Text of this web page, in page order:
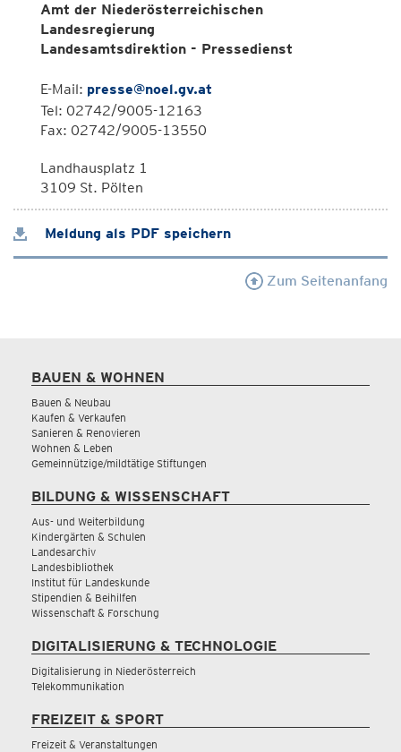
Amt der Niederösterreichischen
Landesregierung
Landesamtsdirektion - Pressedienst
E-Mail: presse@noel.gv.at
Tel: 02742/9005-12163
Fax: 02742/9005-13550
Landhausplatz 1
3109 St. Pölten
Meldung als PDF speichern
Zum Seitenanfang
BAUEN & WOHNEN
Bauen & Neubau
Kaufen & Verkaufen
Sanieren & Renovieren
Wohnen & Leben
Gemeinnützige/mildtätige Stiftungen
BILDUNG & WISSENSCHAFT
Aus- und Weiterbildung
Kindergärten & Schulen
Landesarchiv
Landesbibliothek
Institut für Landeskunde
Stipendien & Beihilfen
Wissenschaft & Forschung
DIGITALISIERUNG & TECHNOLOGIE
Digitalisierung in Niederösterreich
Telekommunikation
FREIZEIT & SPORT
Freizeit & Veranstaltungen